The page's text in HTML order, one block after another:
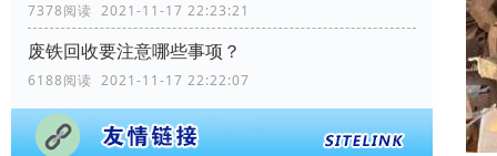
7378阅读 2021-11-17 22:23:21
废铁回收要注意哪些事项？
6188阅读 2021-11-17 22:22:07